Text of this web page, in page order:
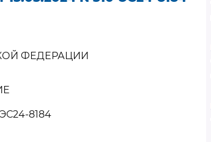
ФЕДЕРАЦИИ
8184